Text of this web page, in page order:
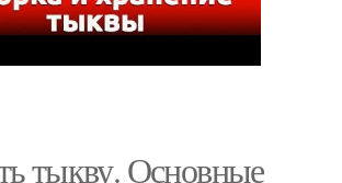
тыкву. Основные